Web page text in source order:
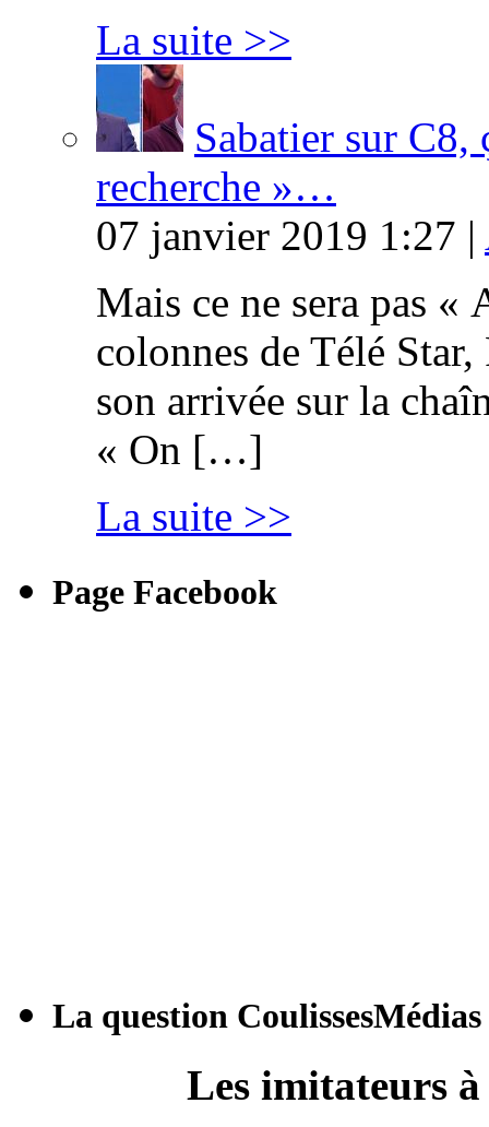
La suite >>
Sabatier sur C8,
recherche »…
07 janvier 2019 1:27 |
Mais ce ne sera pas «
colonnes de Télé
son arrivée sur la
« On […]
La suite >>
Page Facebook
La question CoulissesMédias
Les imitateurs